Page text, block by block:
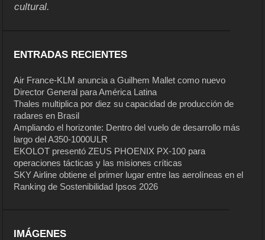
cultural.
ENTRADAS RECIENTES
Air France-KLM anuncia a Guilhem Mallet como nuevo
Director General para América Latina
Thales multiplica por diez su capacidad de producción de
radares en Brasil
Ampliando el horizonte: Dentro del vuelo de desarrollo más
largo del A350-1000ULR
EKOLOT presentó ZEUS PHOENIX PX-100 para
operaciones tácticas y las misiones críticas
SKY Airline obtiene el primer lugar entre las aerolíneas en el
Ranking de Sostenibilidad Ipsos 2026
IMÁGENES